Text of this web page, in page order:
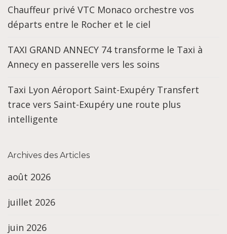
Chauffeur privé VTC Monaco orchestre vos
départs entre le Rocher et le ciel
TAXI GRAND ANNECY 74 transforme le Taxi à
Annecy en passerelle vers les soins
Taxi Lyon Aéroport Saint-Exupéry Transfert
trace vers Saint-Exupéry une route plus
intelligente
Archives des Articles
août 2026
juillet 2026
juin 2026